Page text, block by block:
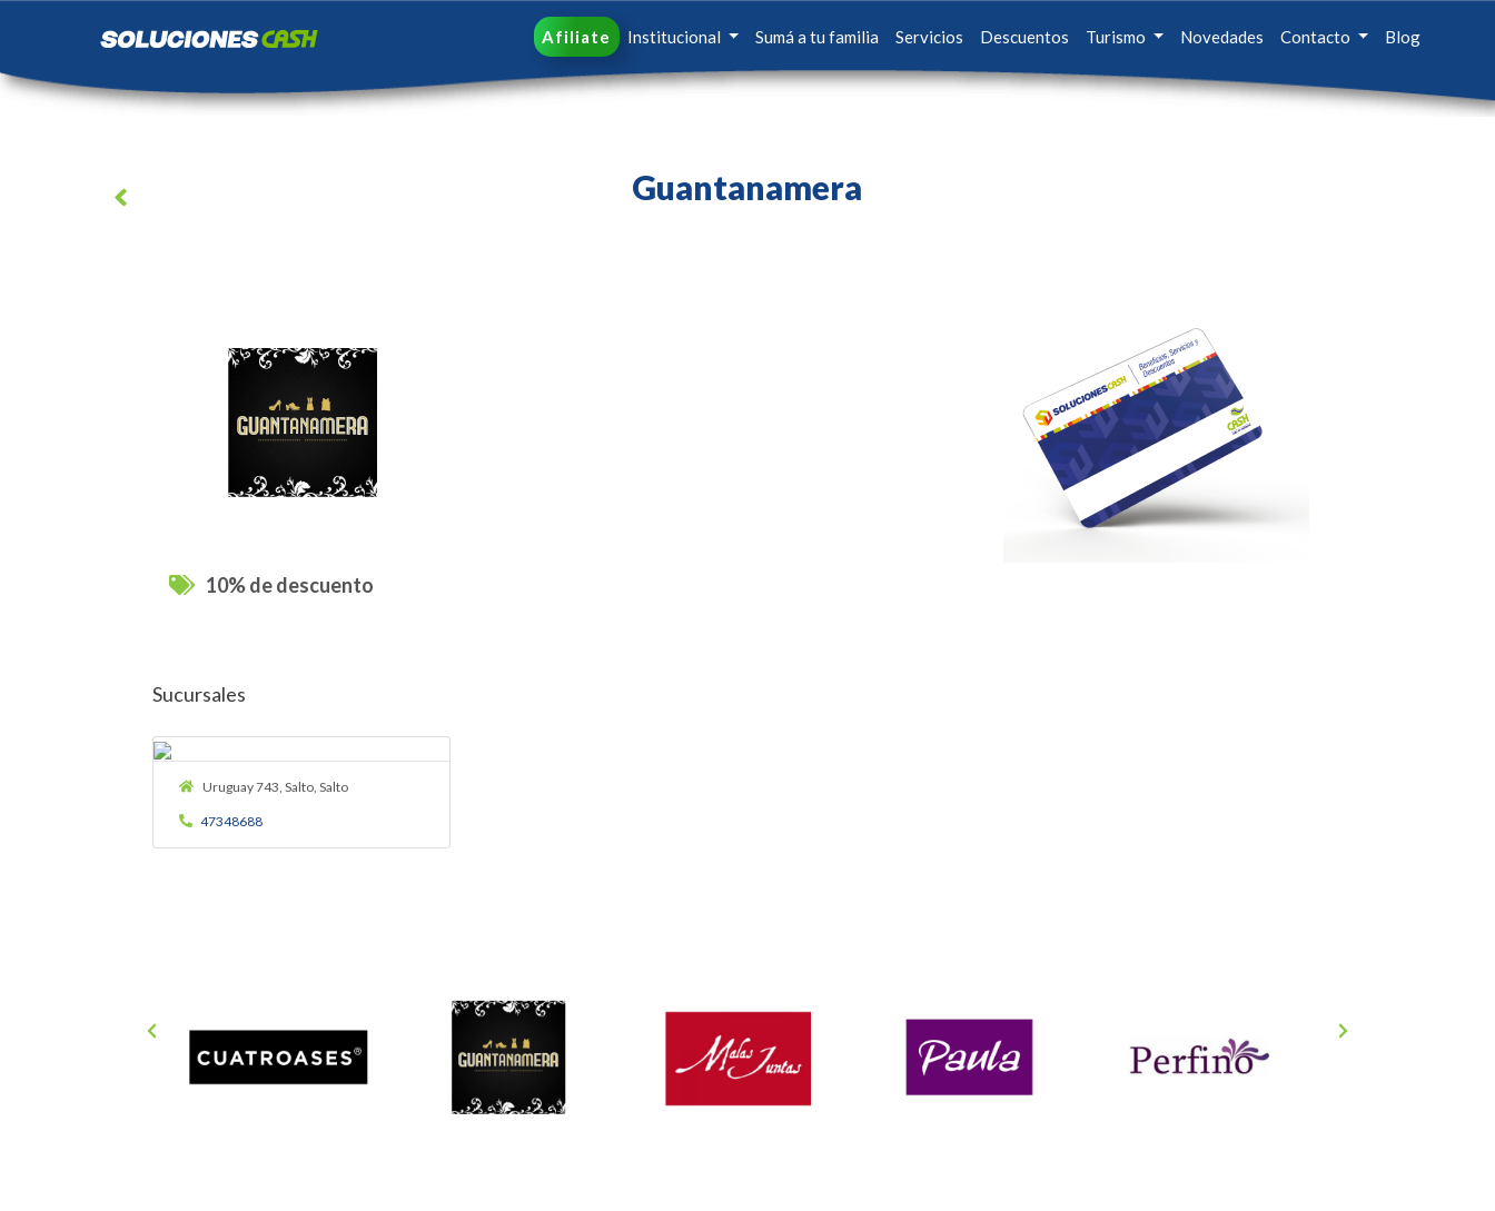
Afiliate Institucional Sumá a tu familia Servicios Descuentos Turismo Novedades Contacto Blog
Guantanamera
10% de descuento
Sucursales
Uruguay 743, Salto, Salto
47348688